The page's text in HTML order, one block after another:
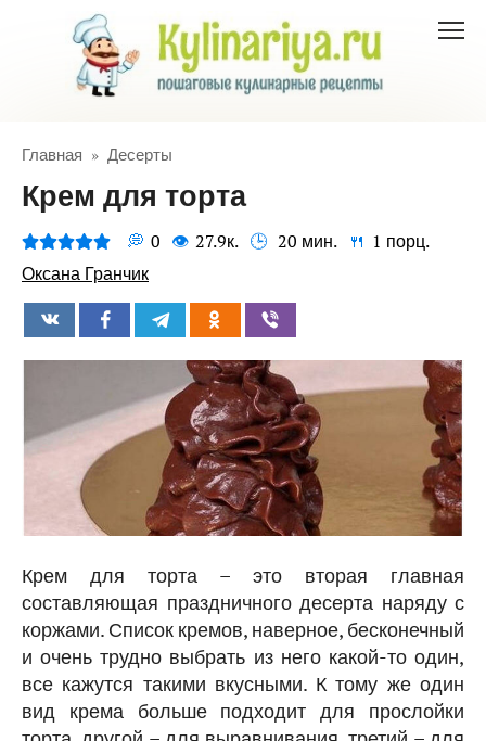
Главная » Десерты
Крем для торта
0 27.9к. 20 мин.
1 порц.
Оксана Гранчик
Крем для торта – это вторая главная
составляющая праздничного десерта наряду с
коржами. Список кремов, наверное, бесконечный
и очень трудно выбрать из него какой-то один,
все кажутся такими вкусными. К тому же один
вид крема больше подходит для прослойки